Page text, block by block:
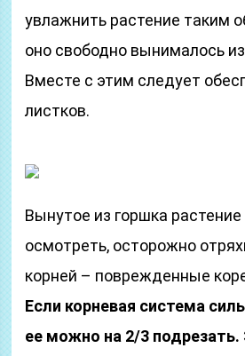
увлажнить растение таким
оно свободно вынималось
Вместе с этим следует
листков.
Вынутое из горшка
осмотреть, осторожно
корней – поврежденные
Если корневая система
ее можно на 2/3 подрезать.